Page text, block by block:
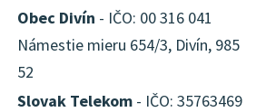
Obec Divín - IČO: 00 316 041
Námestie mieru 654/3, Divín, 985
52
Slovak Telekom - IČO: 35763469